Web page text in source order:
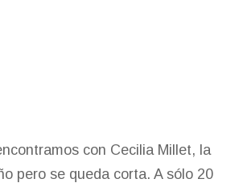
con Cecilia Millet, la
pero se queda corta. A sólo 20